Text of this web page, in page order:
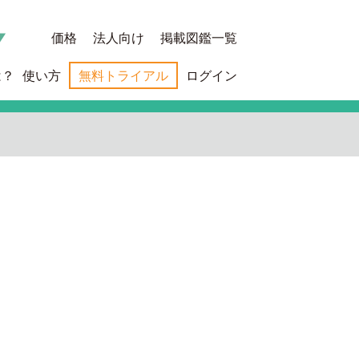
価格 法人向け 掲載図鑑一覧
使い方 無料トライアル ログイン